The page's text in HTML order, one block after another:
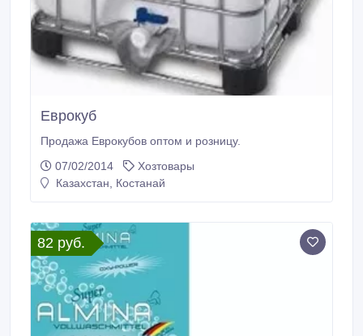
Еврокуб
Продажа Еврокубов оптом и розницу.
07/02/2014
Хозтовары
Казахстан, Костанай
82 руб.